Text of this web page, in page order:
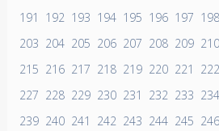
191
192 193 194 195 196 197 198
203 204 205 206 207 208 209 210
215 216 217 218 219 220 221 222
227 228 229 230 231 232 233 234
239 240 241 242 243 244 245 246